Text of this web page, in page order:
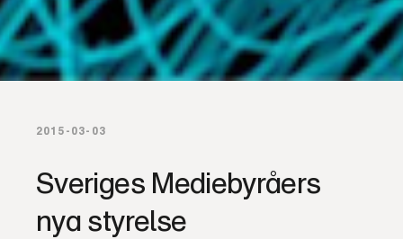
2015-03-03
Sveriges Mediebyråers
nya styrelse